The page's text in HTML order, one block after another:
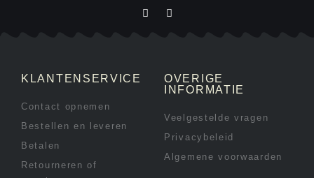
KLANTENSERVICE
Contact opnemen
Bestellen en leveren
Betalen
Retourneren of
OVERIGE
INFORMATIE
Veelgestelde vragen
Privacybeleid
Algemene voorwaarden